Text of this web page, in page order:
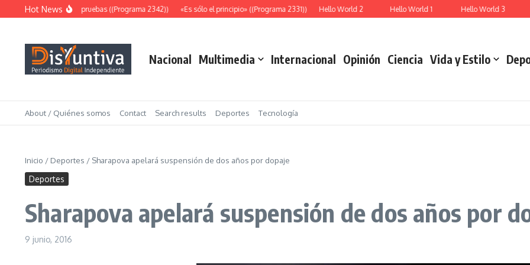
Saltar al contenido
Hot News
Abundantes pruebas ((Programa 2342)) «Es sólo el principio» ((Programa 2331)) Hello World 2 Hello World 1 Hello World 3
Nacional Multimedia Internacional Opinión Ciencia Vida y Estilo
About / Quiénes somos Contact Search results Deportes Tecnología
Inicio / Deportes / Sharapova apelará suspensión de dos años por dopaje
Deportes
Sharapova apelará suspensión de dos años por
9 junio, 2016